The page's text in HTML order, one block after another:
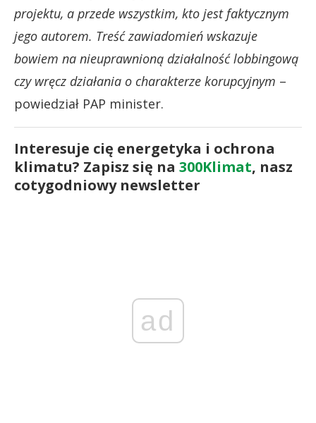
projektu, a przede wszystkim, kto jest faktycznym
jego autorem. Treść zawiadomień wskazuje
bowiem na nieuprawnioną działalność lobbingową
czy wręcz działania o charakterze korupcyjnym –
powiedział PAP minister.
Interesuje cię energetyka i ochrona
klimatu? Zapisz się na 300Klimat, nasz
cotygodniowy newsletter
ad